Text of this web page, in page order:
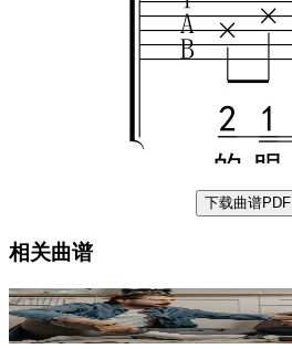
下载曲谱PDF
相关曲谱